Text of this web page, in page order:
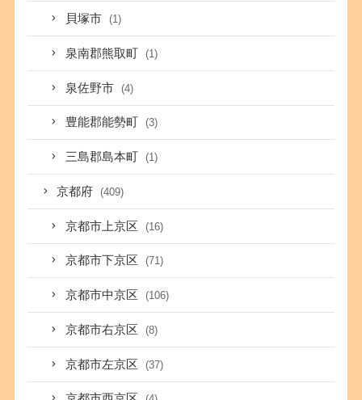
貝塚市 (1)
泉南郡熊取町 (1)
泉佐野市 (4)
豊能郡能勢町 (3)
三島郡島本町 (1)
京都府 (409)
京都市上京区 (16)
京都市下京区 (71)
京都市中京区 (106)
京都市右京区 (8)
京都市左京区 (37)